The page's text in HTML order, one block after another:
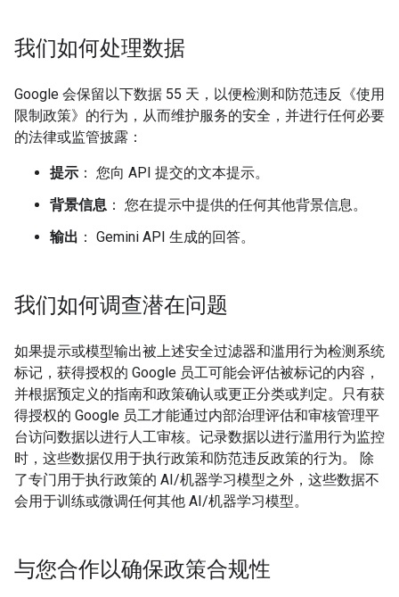
我们如何处理数据
Google 会保留以下数据 55 天，以便检测和防范违反《使用
限制政策》的行为，从而维护服务的安全，并进行任何必要
的法律或监管披露：
提示 ： 您向 API 提交的文本提示。
背景信息 ： 您在提示中提供的任何其他背景信息。
输出 ： Gemini API 生成的回答。
我们如何调查潜在问题
如果提示或模型输出被上述安全过滤器和滥用行为检测系统
标记，获得授权的 Google 员工可能会评估被标记的内容，
并根据预定义的指南和政策确认或更正分类或判定。只有获
得授权的 Google 员工才能通过内部治理评估和审核管理平
台访问数据以进行人工审核。记录数据以进行滥用行为监控
时，这些数据仅用于执行政策和防范违反政策的行为。 除
了专门用于执行政策的 AI/机器学习模型之外，这些数据不
会用于训练或微调任何其他 AI/机器学习模型。
与您合作以确保政策合规性